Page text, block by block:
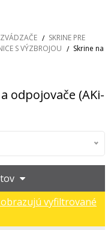
SKRINE PRE
S VÝZBROJOU
Skrine na
odpojovače (AKi-
vyfiltrované